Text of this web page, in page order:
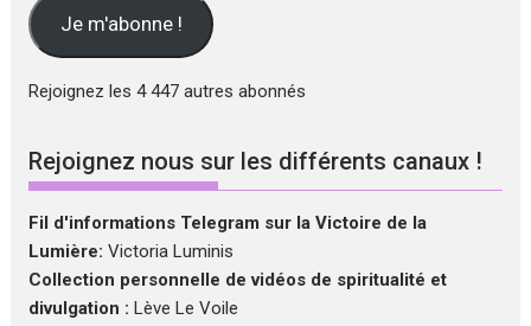
mail Je m'abonne !
Rejoignez les 4 447 autres abonnés
Rejoignez nous sur les différents canaux !
Fil d'informations Telegram sur la Victoire de la
Lumière: Victoria Luminis
Collection personnelle de vidéos de spiritualité et
divulgation : Lève Le Voile